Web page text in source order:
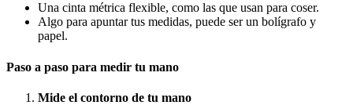
Una cinta métrica flexible, como las que usan para coser.
Algo para apuntar tus medidas, puede ser un bolígrafo y
papel.
Paso a paso para medir tu mano
Mide el contorno de tu mano